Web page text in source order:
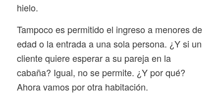
hielo.
Tampoco es permitido el ingreso a menores de
edad o la entrada a una sola persona. ¿Y si un
cliente quiere esperar a su pareja en la
cabaña? Igual, no se permite. ¿Y por qué?
Ahora vamos por otra habitación.